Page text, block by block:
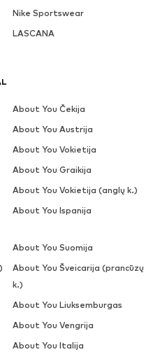
Nike Sportswear
LASCANA
About You Čekija
About You Austrija
About You Vokietija
About You Graikija
About You Vokietija (anglų k.)
About You Ispanija
About You Suomija
About You Šveicarija (prancūzų
k.)
About You Liuksemburgas
About You Vengrija
About You Italija